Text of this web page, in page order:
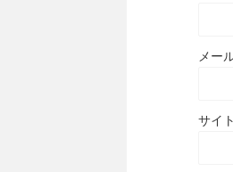
メー
サイト